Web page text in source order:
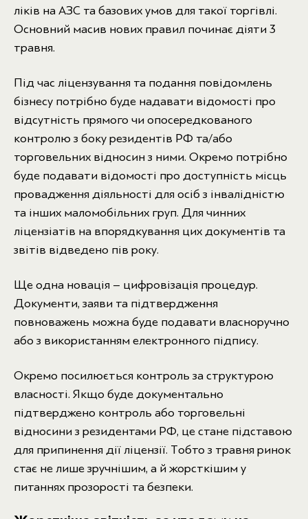
ліків на АЗС та базових умов для такої торгівлі.
Основний масив нових правил починає діяти 3
травня.
Під час ліцензування та подання повідомлень
бізнесу потрібно буде надавати відомості про
відсутність прямого чи опосередкованого
контролю з боку резидентів РФ та/або
торговельних відносин з ними. Окремо потрібно
буде подавати відомості про доступність місць
провадження діяльності для осіб з інвалідністю
та інших маломобільних груп. Для чинних
ліцензіатів на впорядкування цих документів та
звітів відведено пів року.
Ще одна новація – цифровізація процедур.
Документи, заяви та підтвердження
повноважень можна буде подавати власноручно
або з використанням електронного підпису.
Окремо посилюється контроль за структурою
власності. Якщо буде документально
підтверджено контроль або торговельні
відносини з резидентами РФ, це стане підставою
для припинення дії ліцензії. Тобто з травня ринок
стає не лише зручнішим, а й жорсткішим у
питаннях прозорості та безпеки.